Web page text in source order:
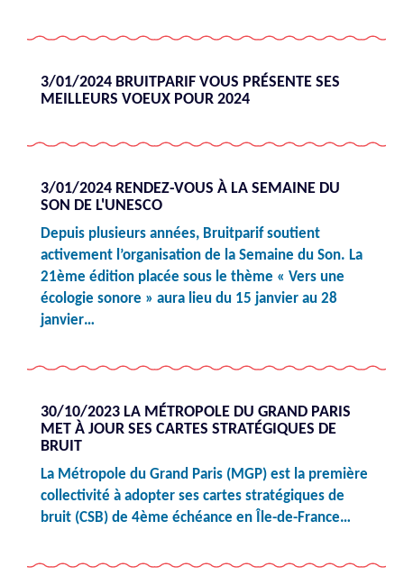
3/01/2024 BRUITPARIF VOUS PRÉSENTE SES
MEILLEURS VOEUX POUR 2024
3/01/2024 RENDEZ-VOUS À LA SEMAINE DU
SON DE L'UNESCO
Depuis plusieurs années, Bruitparif soutient
activement l’organisation de la Semaine du Son. La
21ème édition placée sous le thème « Vers une
écologie sonore » aura lieu du 15 janvier au 28
janvier…
30/10/2023 LA MÉTROPOLE DU GRAND PARIS
MET À JOUR SES CARTES STRATÉGIQUES DE
BRUIT
La Métropole du Grand Paris (MGP) est la première
collectivité à adopter ses cartes stratégiques de
bruit (CSB) de 4ème échéance en Île-de-France…